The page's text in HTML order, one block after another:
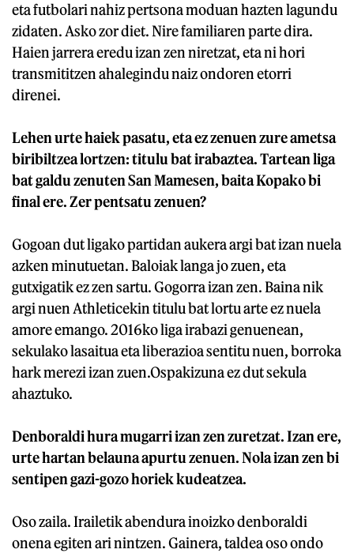
eta futbolari nahiz pertsona moduan hazten lagundu
zidaten. Asko zor diet. Nire familiaren parte dira.
Haien jarrera eredu izan zen niretzat, eta ni hori
transmititzen ahalegindu naiz ondoren etorri
direnei.
Lehen urte haiek pasatu, eta ez zenuen zure ametsa
biribiltzea lortzen: titulu bat irabaztea. Tartean liga
bat galdu zenuten San Mamesen, baita Kopako bi
final ere. Zer pentsatu zenuen?
Gogoan dut ligako partidan aukera argi bat izan nuela
azken minutuetan. Baloiak langa jo zuen, eta
gutxigatik ez zen sartu. Gogorra izan zen. Baina nik
argi nuen Athleticekin titulu bat lortu arte ez nuela
amore emango. 2016ko liga irabazi genuenean,
sekulako lasaitua eta liberazioa sentitu nuen, borroka
hark merezi izan zuen.Ospakizuna ez dut sekula
ahaztuko.
Denboraldi hura mugarri izan zen zuretzat. Izan ere,
urte hartan belauna apurtu zenuen. Nola izan zen bi
sentipen gazi-gozo horiek kudeatzea.
Oso zaila. Irailetik abendura inoizko denboraldi
onena egiten ari nintzen. Gainera, taldea oso ondo